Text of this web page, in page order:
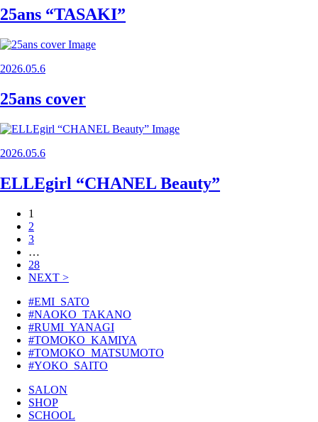
25ans “TASAKI”
2026.05.6
25ans cover
2026.05.6
ELLEgirl “CHANEL Beauty”
1
2
3
…
28
NEXT >
#EMI_SATO
#NAOKO_TAKANO
#RUMI_YANAGI
#TOMOKO_KAMIYA
#TOMOKO_MATSUMOTO
#YOKO_SAITO
SALON
SHOP
SCHOOL